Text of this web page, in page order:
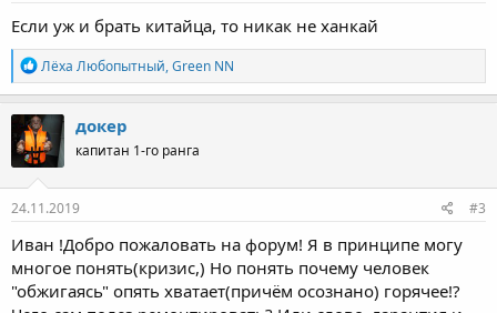
Если уж и брать китайца, то никак не ханкай
Р
е
а
к
ц
и
и
:
Лёха Любопытный,Green NN
докер
капитан 1-го ранга
24.11.2019 #3
Иван !Добро пожаловать на форум! Я в принципе могу
многое понять(кризис,) Но понять почему человек
"обжигаясь" опять хватает(причём осознано) горячее!?